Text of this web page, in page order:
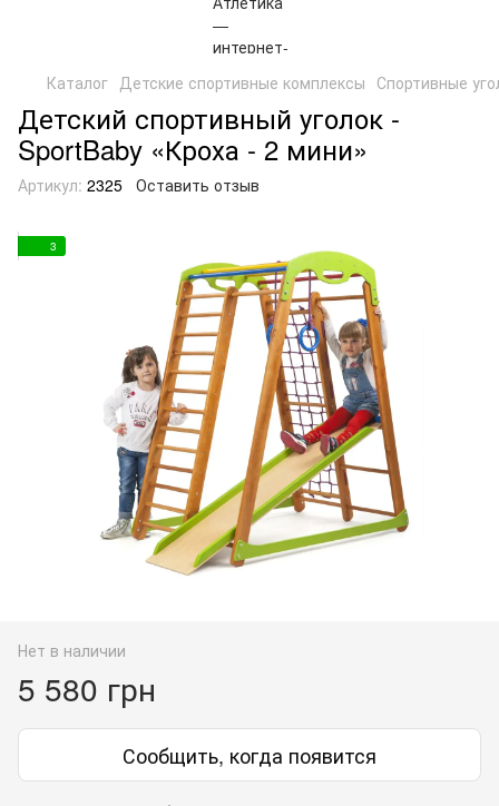
Каталог Детские спортивные комплексы Спортивные
Детский спортивный уголок -
SportBaby «Кроха - 2 мини»
Артикул: 2325 Оставить отзыв
3
Нет в наличии
5 580 грн
Сообщить, когда появится